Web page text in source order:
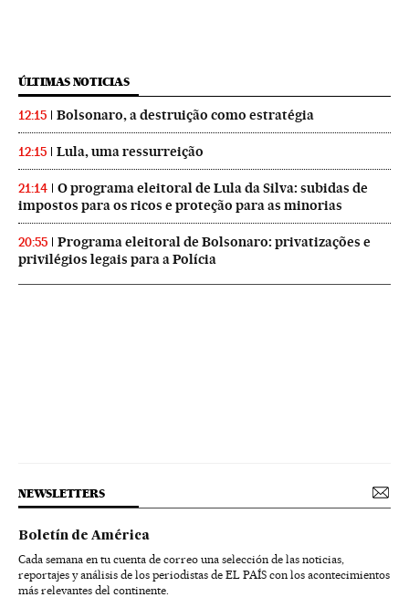
ÚLTIMAS NOTICIAS
12:15 Bolsonaro, a destruição como estratégia
12:15 Lula, uma ressurreição
21:14
O programa eleitoral de Lula da Silva: subidas de
impostos para os ricos e proteção para as minorias
20:55
Programa eleitoral de Bolsonaro: privatizações e
privilégios legais para a Polícia
NEWSLETTERS
Boletín de América
Cada semana en tu cuenta de correo una selección de las noticias,
reportajes y análisis de los periodistas de EL PAÍS con los acontecimientos
más relevantes del continente.